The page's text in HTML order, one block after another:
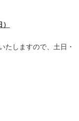
たしますので、土日・